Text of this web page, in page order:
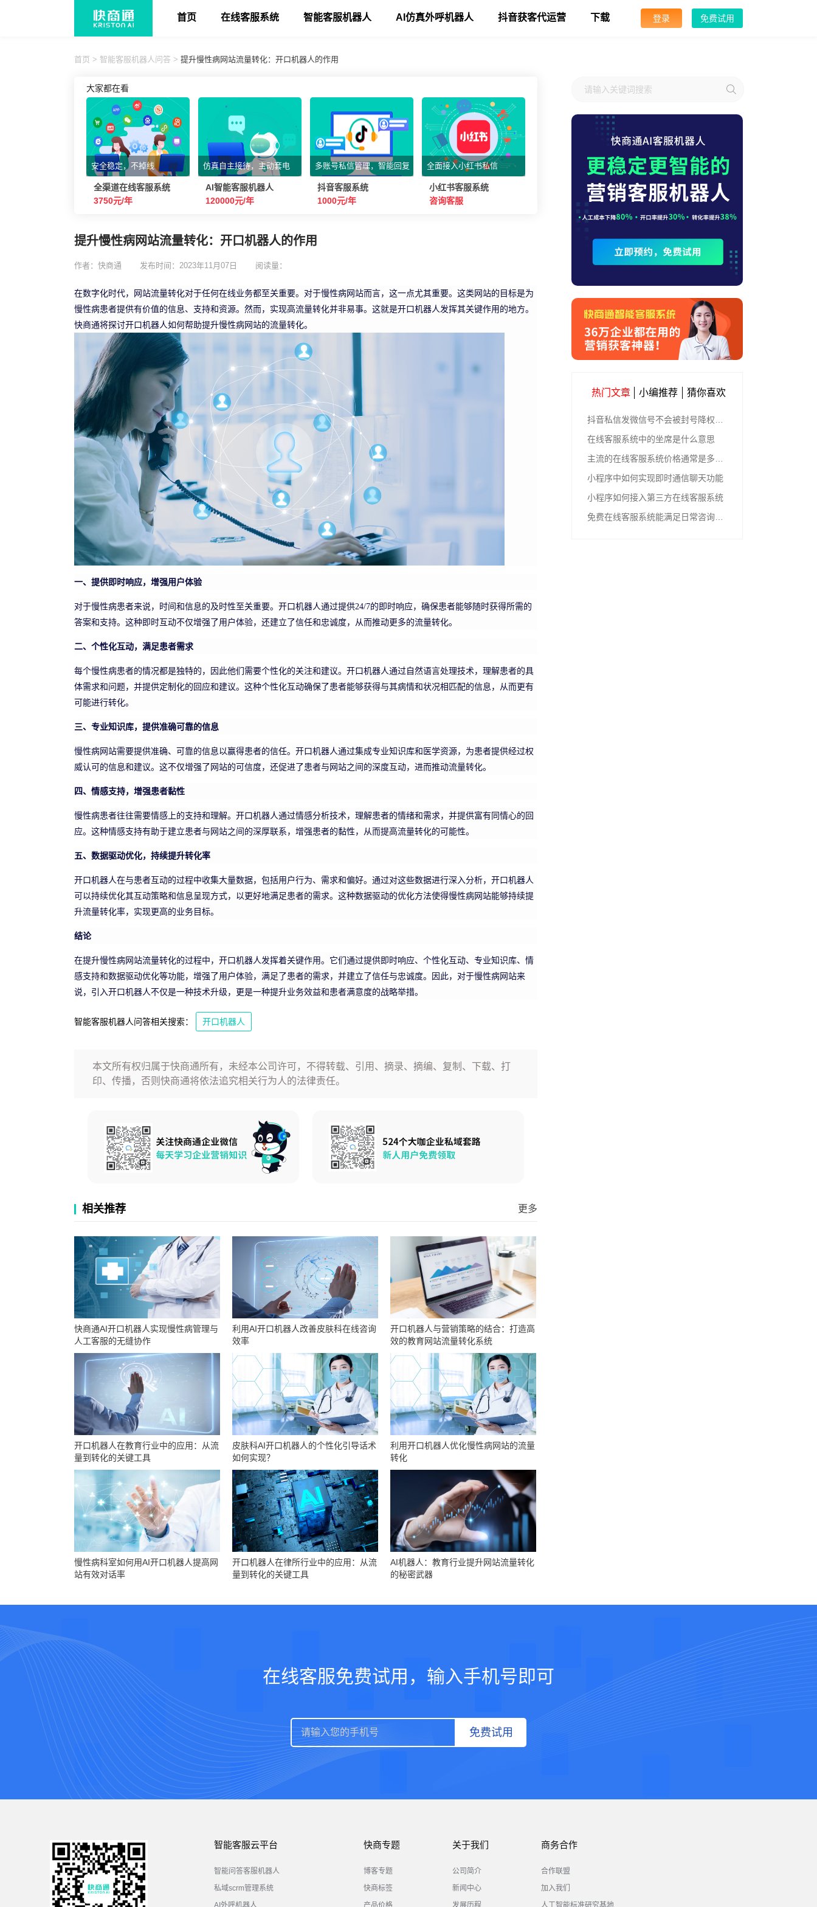
首页 在线客服系统 智能客服机器人 AI仿真外呼机器人 抖音获客代运营 下载 登录 免费试用
首页 > 智能客服机器人问答 > 提升慢性病网站流量转化：开口机器人的作用
大家都在看
安全稳定，不掉线
全渠道在线客服系统
3750元/年
仿真自主接待，主动套电
AI智能客服机器人
120000元/年
多账号私信管理，智能回复
抖音客服系统
1000元/年
全面接入小红书私信
小红书客服系统
咨询客服
提升慢性病网站流量转化：开口机器人的作用
作者：快商通 发布时间：2023年11月07日 阅读量：
在数字化时代，网站流量转化对于任何在线业务都至关重要。对于慢性病网站而言，这一点尤其重要。这类网站的目标是为
慢性病患者提供有价值的信息、支持和资源。然而，实现高流量转化并非易事。这就是开口机器人发挥其关键作用的地方。
快商通将探讨开口机器人如何帮助提升慢性病网站的流量转化。
一、提供即时响应，增强用户体验
对于慢性病患者来说，时间和信息的及时性至关重要。开口机器人通过提供24/7的即时响应，确保患者能够随时获得所需的
答案和支持。这种即时互动不仅增强了用户体验，还建立了信任和忠诚度，从而推动更多的流量转化。
二、个性化互动，满足患者需求
每个慢性病患者的情况都是独特的，因此他们需要个性化的关注和建议。开口机器人通过自然语言处理技术，理解患者的具
体需求和问题，并提供定制化的回应和建议。这种个性化互动确保了患者能够获得与其病情和状况相匹配的信息，从而更有
可能进行转化。
三、专业知识库，提供准确可靠的信息
慢性病网站需要提供准确、可靠的信息以赢得患者的信任。开口机器人通过集成专业知识库和医学资源，为患者提供经过权
威认可的信息和建议。这不仅增强了网站的可信度，还促进了患者与网站之间的深度互动，进而推动流量转化。
四、情感支持，增强患者黏性
慢性病患者往往需要情感上的支持和理解。开口机器人通过情感分析技术，理解患者的情绪和需求，并提供富有同情心的回
应。这种情感支持有助于建立患者与网站之间的深厚联系，增强患者的黏性，从而提高流量转化的可能性。
五、数据驱动优化，持续提升转化率
开口机器人在与患者互动的过程中收集大量数据，包括用户行为、需求和偏好。通过对这些数据进行深入分析，开口机器人
可以持续优化其互动策略和信息呈现方式，以更好地满足患者的需求。这种数据驱动的优化方法使得慢性病网站能够持续提
升流量转化率，实现更高的业务目标。
结论
在提升慢性病网站流量转化的过程中，开口机器人发挥着关键作用。它们通过提供即时响应、个性化互动、专业知识库、情
感支持和数据驱动优化等功能，增强了用户体验，满足了患者的需求，并建立了信任与忠诚度。因此，对于慢性病网站来
说，引入开口机器人不仅是一种技术升级，更是一种提升业务效益和患者满意度的战略举措。
智能客服机器人问答相关搜索： 开口机器人
本文所有权归属于快商通所有，未经本公司许可，不得转载、引用、摘录、摘编、复制、下载、打
印、传播，否则快商通将依法追究相关行为人的法律责任。
相关推荐 更多
快商通AI开口机器人实现慢性病管理与
人工客服的无缝协作
利用AI开口机器人改善皮肤科在线咨询
效率
开口机器人与营销策略的结合：打造高
效的教育网站流量转化系统
开口机器人在教育行业中的应用：从流
量到转化的关键工具
皮肤科AI开口机器人的个性化引导话术
如何实现？
利用开口机器人优化慢性病网站的流量
转化
慢性病科室如何用AI开口机器人提高网
站有效对话率
开口机器人在律所行业中的应用：从流
量到转化的关键工具
AI机器人：教育行业提升网站流量转化
的秘密武器
热门文章 小编推荐 猜你喜欢
在线客服系统中的坐席是什么意思
小程序中如何实现即时通信聊天功能
小程序如何接入第三方在线客服系统
在线客服免费试用，输入手机号即可
免费试用
智能客服云平台
智能问答客服机器人
私域scrm管理系统
AI外呼机器人
快商专题
博客专题
快商标签
产品价格
关于我们
公司简介
新闻中心
发展历程
商务合作
合作联盟
加入我们
人工智能标准研究基地